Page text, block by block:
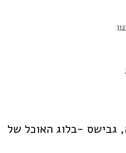
גבישס -בלוג האוכל של